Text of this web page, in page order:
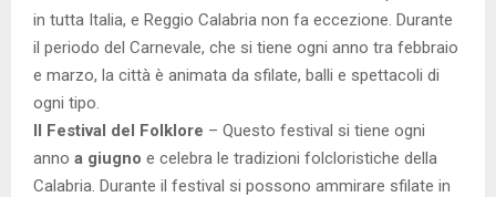
in tutta Italia, e Reggio Calabria non fa eccezione. Durante
il periodo del Carnevale, che si tiene ogni anno tra febbraio
e marzo, la città è animata da sfilate, balli e spettacoli di
ogni tipo.
Il Festival del Folklore – Questo festival si tiene ogni
anno a giugno e celebra le tradizioni folcloristiche della
Calabria. Durante il festival si possono ammirare sfilate in